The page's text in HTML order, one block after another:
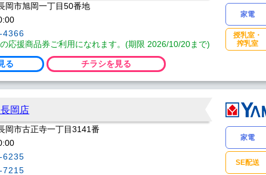
岡市旭岡一丁目50番地
4366
応援商品券ご利用になれます。(期限 2026/10/20まで)
る チラシを見る
家電
授乳室・
搾乳室
岡店
岡市古正寺一丁目3141番
6235
7215
家電
SE配送